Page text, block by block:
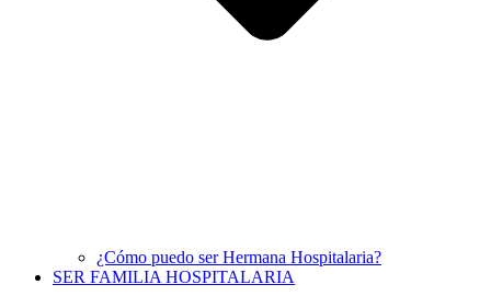
¿Cómo puedo ser Hermana Hospitalaria?
SER FAMILIA HOSPITALARIA